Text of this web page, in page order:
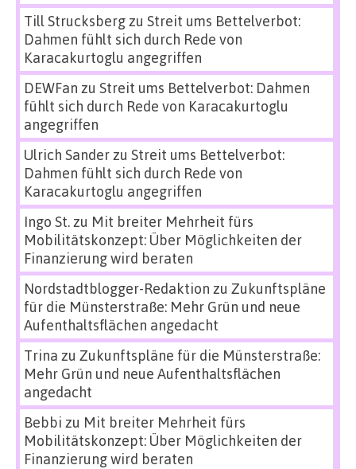
Till Strucksbergzu Streit ums Bettelverbot:
Dahmen fühlt sich durch Rede von
Karacakurtoglu angegriffen
DEWFan zu Streit ums Bettelverbot: Dahmen
fühlt sich durch Rede von Karacakurtoglu
angegriffen
Ulrich Sanderzu Streit ums Bettelverbot:
Dahmen fühlt sich durch Rede von
Karacakurtoglu angegriffen
Ingo St.zu Mit breiter Mehrheit fürs
Mobilitätskonzept: Über Möglichkeiten der
Finanzierung wird beraten
Nordstadtblogger-Redaktion zu Zukunftspläne
für die Münsterstraße: Mehr Grün und neue
Aufenthaltsflächen angedacht
Trina zu Zukunftspläne für die Münsterstraße:
Mehr Grün und neue Aufenthaltsflächen
angedacht
Bebbi zu Mit breiter Mehrheit fürs
Mobilitätskonzept: Über Möglichkeiten der
Finanzierung wird beraten